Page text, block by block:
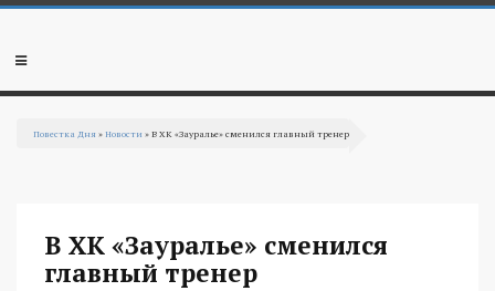
Перейти к основному содержанию
Мобильное
Повестка Дня »Новости » В ХК «Зауралье» сменился главный тренер
В ХК «Зауралье» сменился
главный тренер